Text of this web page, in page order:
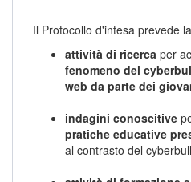
Il Protocollo d'intesa prevede
attività di ricerca per
fenomeno del
web da parte dei
indagini conoscitive
pratiche educative
al contrasto del